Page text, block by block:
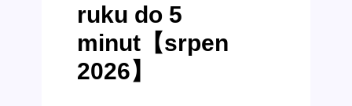
ruku do 5
minut【srpen
2026】